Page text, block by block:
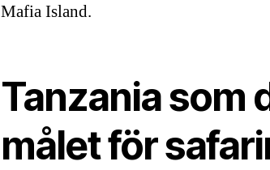
Mafia Island.
Tanzania som
målet för